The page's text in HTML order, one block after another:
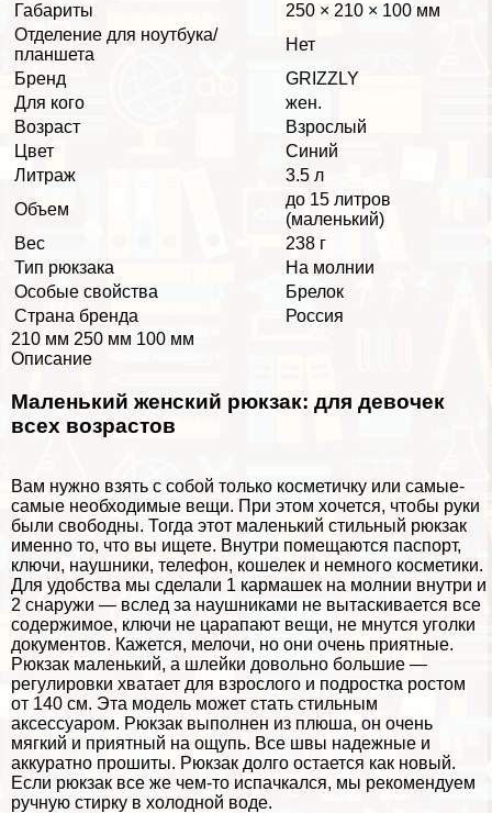
Габариты
250 × 210 × 100 мм
Отделение для ноутбука/
планшета
Нет
Бренд
GRIZZLY
Для кого
жен.
Возраст
Взрослый
Цвет
Синий
Литраж
3.5 л
Объем
до 15 литров
(маленький)
Вес
238 г
Тип рюкзака
На молнии
Особые свойства
Брелок
Страна бренда
Россия
210 мм 250 мм 100 мм
Описание
Маленький женский рюкзак: для девочек
всех возрастов
Вам нужно взять с собой только косметичку или самые-
самые необходимые вещи. При этом хочется, чтобы руки
были свободны. Тогда этот маленький стильный рюкзак
именно то, что вы ищете. Внутри помещаются паспорт,
ключи, наушники, телефон, кошелек и немного косметики.
Для удобства мы сделали 1 кармашек на молнии внутри и
2 снаружи — вслед за наушниками не вытаскивается все
содержимое, ключи не царапают вещи, не мнутся уголки
документов. Кажется, мелочи, но они очень приятные.
Рюкзак маленький, а шлейки довольно большие —
регулировки хватает для взрослого и подростка ростом
от 140 см. Эта модель может стать стильным
аксессуаром. Рюкзак выполнен из плюша, он очень
мягкий и приятный на ощупь. Все швы надежные и
аккуратно прошиты. Рюкзак долго остается как новый.
Если рюкзак все же чем-то испачкался, мы рекомендуем
ручную стирку в холодной воде.